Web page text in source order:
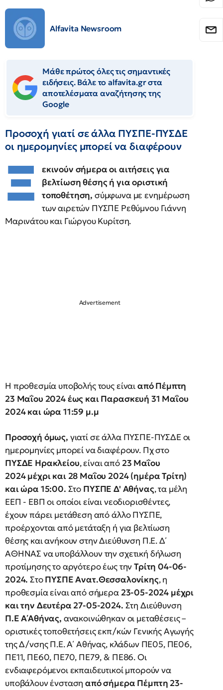
Alfavita Newsroom
Μάθε πρώτος όλες τις σημαντικές
ειδήσεις. Βάλε το alfavita.gr στα
αποτελέσματα αναζήτησης της
Google
Προσοχή γιατί σε άλλα ΠΥΣΠΕ-ΠΥΣΔΕ
οι ημερομηνίες μπορεί να διαφέρουν
Ξ
εκινούν σήμερα οι αιτήσεις για
βελτίωση θέσης ή για οριστική
τοποθέτηση, σύμφωνα με ενημέρωση
των αιρετών ΠΥΣΠΕ Ρεθύμνου Γιάννη
Μαρινάτου και Γιώργου Κυρίτση.
Η προθεσμία υποβολής τους είναιαπό Πέμπτη
23 Μαΐου 2024 έως και Παρασκευή 31 Μαΐου
2024 και ώρα 11:59 μ.μ
Προσοχή όμως, γιατί σε άλλα ΠΥΣΠΕ-ΠΥΣΔΕ οι
ημερομηνίες μπορεί να διαφέρουν. Πχ στο
ΠΥΣΔΕ Ηρακλείου, είναι από 23 Μαΐου
2024μέχρι και 28 Μαΐου 2024 (ημέρα Τρίτη)
και ώρα 15:00. Στο ΠΥΣΠΕ Δ' Αθήνας, τα μέλη
ΕΕΠ - ΕΒΠ οι οποίοι είναι νεοδιορισθέντες,
έχουν πάρει μετάθεση από άλλο ΠΥΣΠΕ,
προέρχονται από μετάταξη ή για βελτίωση
θέσης και ανήκουν στην Διεύθυνση Π.Ε. Δ΄
ΑΘΗΝΑΣ να υποβάλλουν την σχετική δήλωση
προτίμησης το αργότερο έως τηνΤρίτη 04-06-
2024.ΣτοΠΥΣΠΕ Ανατ.Θεσσαλονίκης, η
προθεσμία είναι από σήμερα 23-05-2024 μέχρι
και την Δευτέρα 27-05-2024. Στη Διεύθυνση
Π.Ε Α΄Αθήνας, ανακοινώθηκαν οι μεταθέσεις –
οριστικές τοποθετήσεις εκπ/κών Γενικής Αγωγής
της Δ/νσης Π.Ε. Α΄ Αθήνας, κλάδων ΠΕ05, ΠΕ06,
ΠΕ11, ΠΕ60, ΠΕ70, ΠΕ79, & ΠΕ86. Οι
ενδιαφερόμενοι εκπαιδευτικοί μπορούν να
υποβάλουν ένστασηαπό σήμερα Πέμπτη 23-